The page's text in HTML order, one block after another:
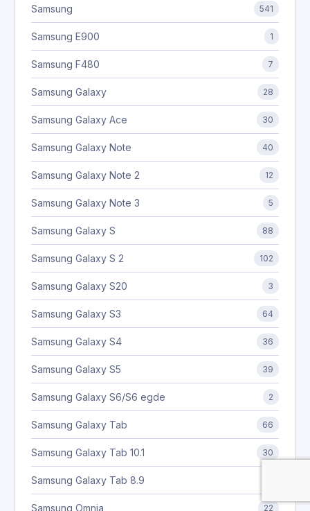
Samsung 541
Samsung E900 1
Samsung F480 7
Samsung Galaxy 28
Samsung Galaxy Ace 30
Samsung Galaxy Note 40
Samsung Galaxy Note 2 12
Samsung Galaxy Note 3 5
Samsung Galaxy S 88
Samsung Galaxy S 2 102
Samsung Galaxy S20 3
Samsung Galaxy S3 64
Samsung Galaxy S4 36
Samsung Galaxy S5 39
Samsung Galaxy S6/S6 egde 2
Samsung Galaxy Tab 66
Samsung Galaxy Tab 10.1 30
Samsung Galaxy Tab 8.9
Samsung Omnia 22